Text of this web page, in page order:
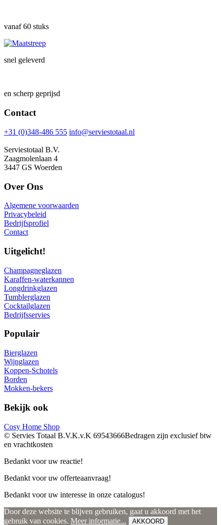
vanaf 60 stuks
snel geleverd
en scherp geprijsd
Contact
+31 (0)348-486 555 info@serviestotaal.nl
Serviestotaal B.V.
Zaagmolenlaan 4
3447 GS Woerden
Over Ons
Algemene voorwaarden
Privacybeleid
Bedrijfsprofiel
Contact
Uitgelicht!
Champagneglazen
Karaffen-waterkannen
Longdrinkglazen
Tumblerglazen
Cocktailglazen
Bedrijfsservies
Populair
Bierglazen
Wijnglazen
Koppen-Schotels
Borden
Mokken-bekers
Bekijk ook
Cosy Home Shop
© Servies Totaal B.V.K.v.K 69543666Bedragen zijn exclusief btw
en vrachtkosten
Bedankt voor uw reactie!
Bedankt voor uw offerteaanvraag!
Bedankt voor uw interesse in onze catalogus!
Door deze website te blijven gebruiken, gaat u akkoord met het
gebruik van cookies. Meer informatie... AKKOORD